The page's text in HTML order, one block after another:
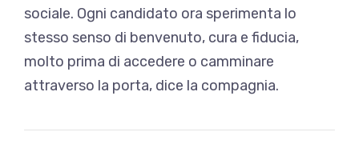
sociale. Ogni candidato ora sperimenta lo
stesso senso di benvenuto, cura e fiducia,
molto prima di accedere o camminare
attraverso la porta, dice la compagnia.